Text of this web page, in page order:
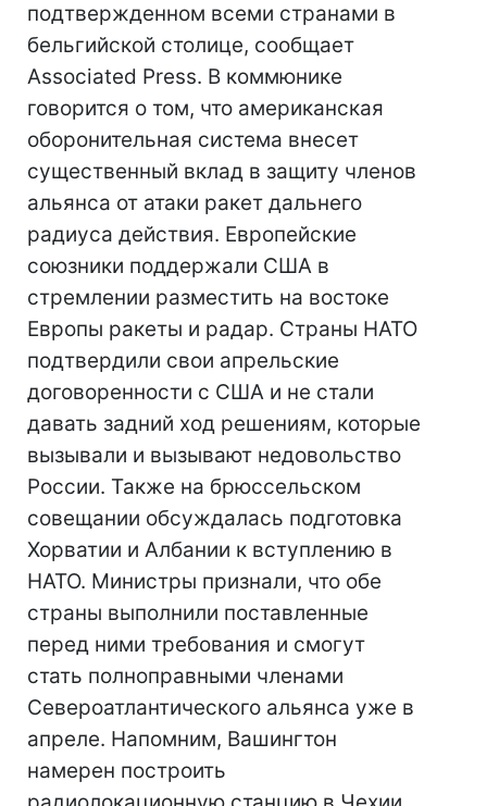
подтвержденном всеми странами в
бельгийской столице, сообщает
Associated Press. В коммюнике
говорится о том, что американская
оборонительная система внесет
существенный вклад в защиту членов
альянса от атаки ракет дальнего
радиуса действия. Европейские
союзники поддержали США в
стремлении разместить на востоке
Европы ракеты и радар. Страны НАТО
подтвердили свои апрельские
договоренности с США и не стали
давать задний ход решениям, которые
вызывали и вызывают недовольство
России. Также на брюссельском
совещании обсуждалась подготовка
Хорватии и Албании к вступлению в
НАТО. Министры признали, что обе
страны выполнили поставленные
перед ними требования и смогут
стать полноправными членами
Североатлантического альянса уже в
апреле. Напомним, Вашингтон
намерен построить